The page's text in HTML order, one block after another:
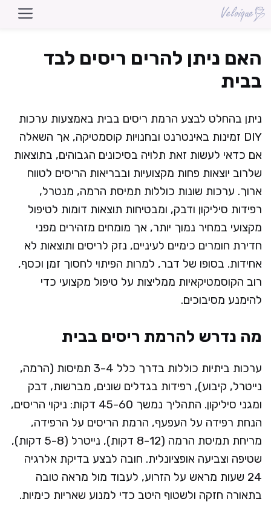
לדלג
לתוכן
האם ניתן להרים ריסים לבד
בבית
ניתן בהחלט לבצע הרמת ריסים בבית באמצעות ערכות
DIY זמינות באינטרנט ובחנויות קוסמטיקה, אך השאלה
אם כדאי לעשות זאת תלויה בסיכונים הגבוהים, בתוצאות
שלרוב יוצאות פחות מקצועיות ובבריאות הריסים לטווח
ארוך. ערכות שונות כוללות תמיסת הרמה, מנטרל,
רפידות סיליקון ודבק, ומבטיחות תוצאות דומות לטיפול
מקצועי במחיר נמוך יותר, אך מומחים מזהירים מפני
חדירת חומרים כימיים לעיניים, נזק לריסים ותוצאות לא
אחידות. בסופו של דבר, למרות הפיתוי לחסוך זמן וכסף,
רוב הקוסמטיקאיות ממליצות על טיפול מקצועי כדי
להימנע מסיבוכים.​
מה נדרש להרמת ריסים בבית
ערכות ביתיות כוללות בדרך כלל 3-4 תמיסות (הרמה,
נייטרל, קיבוע), רפידות בגדלים שונים, מברשות, דבק
ומגני סיליקון. התהליך נמשך 45-60 דקות: ניקוי הריסים,
הנחת רפידה על העפעף, הרמת הריסים על הרפידה,
מריחת תמיסת הרמה (8-12 דקות), נייטרל (5-8 דקות),
שטיפה וצביעה אופציונלית. חובה לבצע בדיקת אלרגיה
24 שעות מראש על הזרוע, לעבוד מול מראה טובה
בתאורה חזקה ולשטוף היטב כדי למנוע שאריות כימיות.